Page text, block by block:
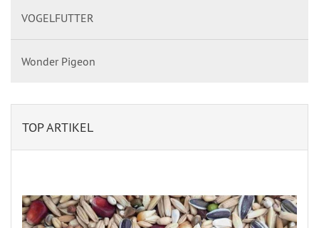
VOGELFUTTER
Wonder Pigeon
TOP ARTIKEL